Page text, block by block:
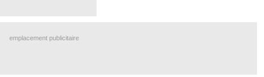
emplacement publicitaire